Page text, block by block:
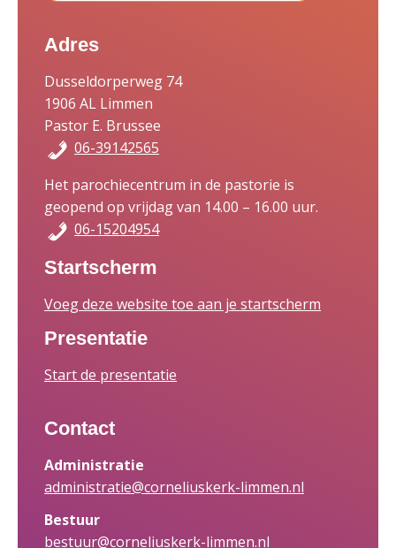
Adres
Dusseldorperweg 74
1906 AL Limmen
Pastor E. Brussee
06-39142565
Het parochiecentrum in de pastorie is
geopend op vrijdag van 14.00 – 16.00 uur.
06-15204954
Startscherm
Voeg deze website toe aan je startscherm
Presentatie
Start de presentatie
Contact
Administratie
administratie@corneliuskerk-limmen.nl
Bestuur
bestuur@corneliuskerk-limmen.nl